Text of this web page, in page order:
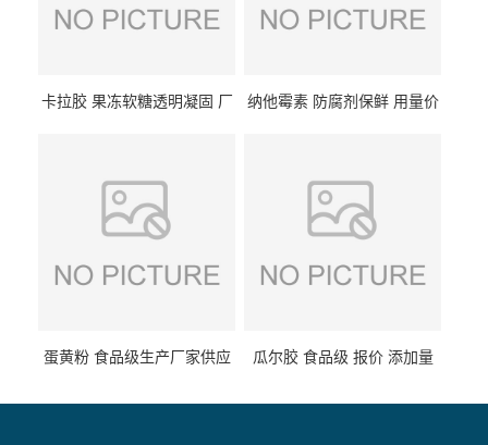
卡拉胶 果冻软糖透明凝固 厂
纳他霉素 防腐剂保鲜 用量价
蛋黄粉 食品级生产厂家供应 瓜尔胶 食品级 报价 添加量